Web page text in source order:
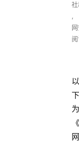
,
以
下
为
《
网